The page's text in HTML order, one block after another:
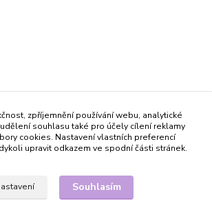
zpříjemnění používání webu, analytické
souhlasu také pro účely cílení reklamy
cookies. Nastavení vlastních preferencí
upravit odkazem ve spodní části stránek.
Souhlasím